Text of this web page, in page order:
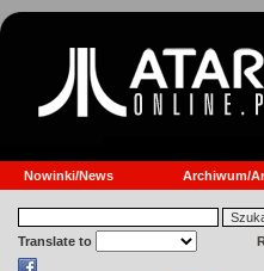
Nowinki/News Archiwum/
Translate to